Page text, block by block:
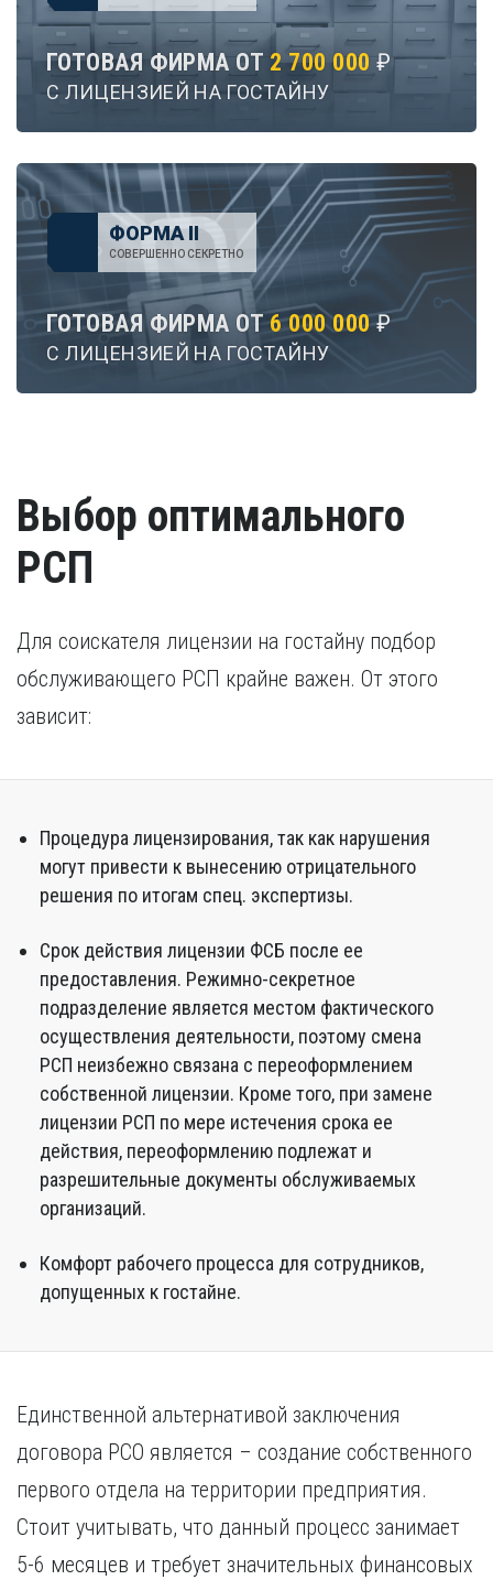
ГОТОВАЯ ФИРМА ОТ 2 700 000 ₽
С ЛИЦЕНЗИЕЙ НА ГОСТАЙНУ
ФОРМА II
СОВЕРШЕННО СЕКРЕТНО
ГОТОВАЯ ФИРМА ОТ6 000 000 ₽
С ЛИЦЕНЗИЕЙ НА ГОСТАЙНУ
Выбор оптимального
РСП
Для соискателя лицензии на гостайну подбор
обслуживающего РСП крайне важен. От этого
зависит:
Процедура лицензирования, так как нарушения
могут привести к вынесению отрицательного
решения по итогам спец. экспертизы.
Срок действия лицензии ФСБ после ее
предоставления. Режимно-секретное
подразделение является местом фактического
осуществления деятельности, поэтому смена
РСП неизбежно связана с переоформлением
собственной лицензии. Кроме того, при замене
лицензии РСП по мере истечения срока ее
действия, переоформлению подлежат и
разрешительные документы обслуживаемых
организаций.
Комфорт рабочего процесса для сотрудников,
допущенных к гостайне.
Единственной альтернативой заключения
договора РСО является – создание собственного
первого отдела на территории предприятия.
Стоит учитывать, что данный процесс занимает
5-6 месяцев и требует значительных финансовых